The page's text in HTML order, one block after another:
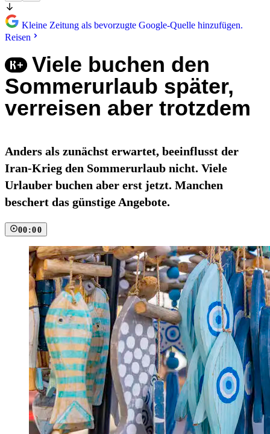
Kleine Zeitung als bevorzugte Google-Quelle hinzufügen.
Reisen
Viele buchen den
Sommerurlaub später,
verreisen aber trotzdem
Anders als zunächst erwartet, beeinflusst der
Iran-Krieg den Sommerurlaub nicht. Viele
Urlauber buchen aber erst jetzt. Manchen
beschert das günstige Angebote.
00:00